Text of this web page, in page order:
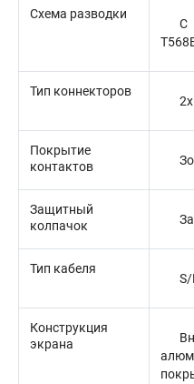
Схема разводки
С
Тип коннекторов
Покрытие
контактов
Защитный
колпачок
Тип кабеля
S/
Конструкция
экрана